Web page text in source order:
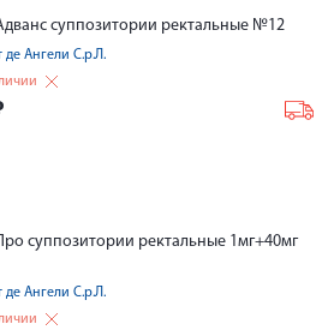
суппозитории ректальные №12
де Ангели С.р.Л.
суппозитории ректальные 1мг+40мг
де Ангели С.р.Л.